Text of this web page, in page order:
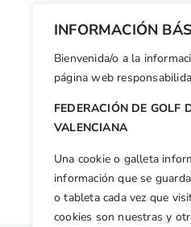
INFORMACIÓN
Bienvenida/o a la
página web
FEDERACIÓN DE GOLF
VALENCIANA
Una cookie o galleta
información que se
o tableta cada vez que
cookies son nuestras y
El termino
X